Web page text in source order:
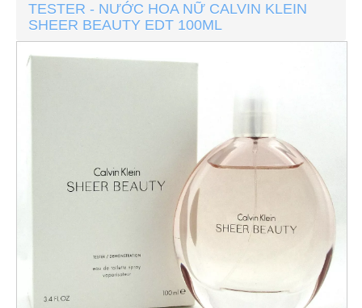
NƯỚC HOA MINI
NƯỚC HOA TESTER
CHĂM SÓC DA
TESTER - NƯỚC HOA NỮ CALVIN KLEIN
SHEER BEAUTY EDT 100ML